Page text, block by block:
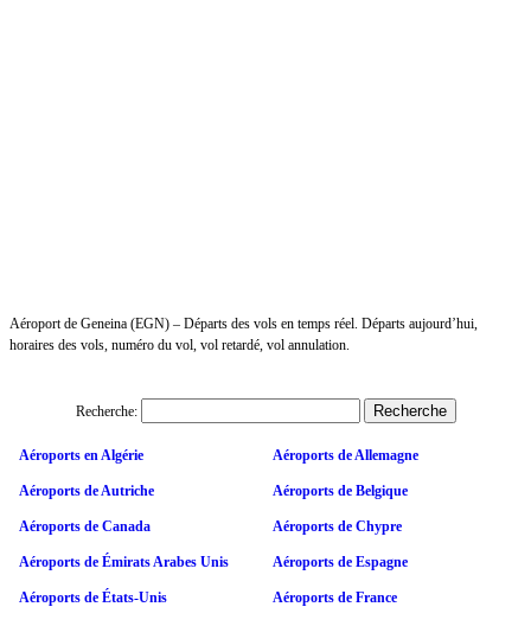
Aéroport de Geneina (EGN) – Départs des vols en temps réel. Départs aujourd’hui,
horaires des vols, numéro du vol, vol retardé, vol annulation.
Recherche:
Aéroports en Algérie Aéroports de Allemagne
Aéroports de Autriche Aéroports de Belgique
Aéroports de Canada Aéroports de Chypre
Aéroports de Émirats Arabes Unis Aéroports de Espagne
Aéroports de États-Unis Aéroports de France